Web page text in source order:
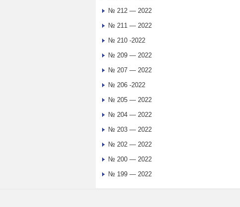
№ 212 — 2022
№ 211 — 2022
№ 210 -2022
№ 209 — 2022
№ 207 — 2022
№ 206 -2022
№ 205 — 2022
№ 204 — 2022
№ 203 — 2022
№ 202 — 2022
№ 200 — 2022
№ 199 — 2022